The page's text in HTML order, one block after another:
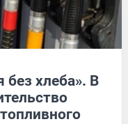
без хлеба». В